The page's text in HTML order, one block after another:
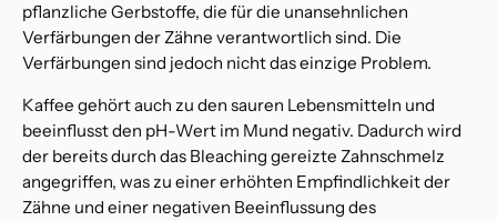
pflanzliche Gerbstoffe, die für die unansehnlichen
Verfärbungen der Zähne verantwortlich sind. Die
Verfärbungen sind jedoch nicht das einzige Problem.
Kaffee gehört auch zu den sauren Lebensmitteln und
beeinflusst den pH-Wert im Mund negativ. Dadurch wird
der bereits durch das Bleaching gereizte Zahnschmelz
angegriffen, was zu einer erhöhten Empfindlichkeit der
Zähne und einer negativen Beeinflussung des